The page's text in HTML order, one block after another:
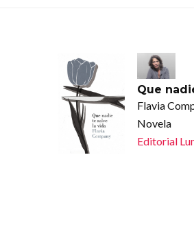
Que
Flavia
Novela
Editorial